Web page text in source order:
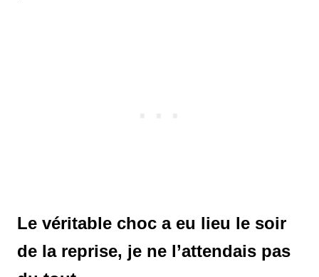
Le véritable choc a eu lieu le soir
de la reprise, je ne l’attendais pas